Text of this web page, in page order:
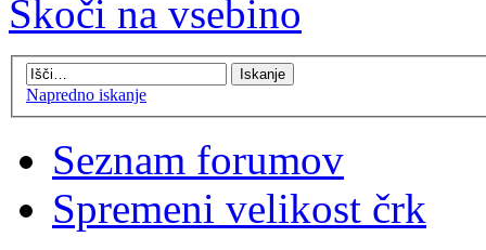
Skoči na vsebino
Napredno iskanje
Seznam forumov
Spremeni velikost črk